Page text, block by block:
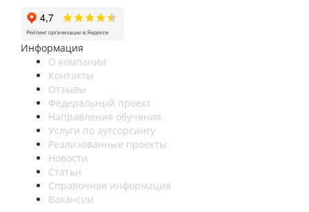
Информация
О компании
Контакты
Отзывы
Федеральный проект
Направления обучения
Услуги по аутсорсингу
Реализованные проекты
Новости
Статьи
Справочная информация
Вакансии